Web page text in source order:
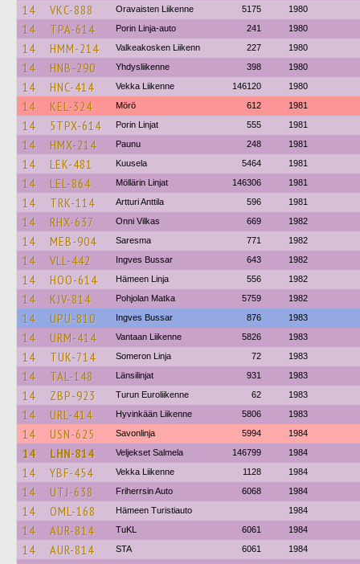
14 VKC-888 Oravaisten Liikenne 5175 1980
14 TPA-614 Porin Linja-auto 241 1980
14 HMM-214 Valkeakosken Liikenn 227 1980
14 HNB-290 Yhdysliikenne 398 1980
14 HNC-414 Vekka Liikenne 146120 1980
14 KEL-324 Mörö 612 1981
14 5TPX-614 Porin Linjat 555 1981
14 HMX-214 Paunu 248 1981
14 LEK-481 Kuusela 5464 1981
14 LEL-864 Möllärin Linjat 146306 1981
14 TRK-114 Artturi Anttila 596 1981
14 RHX-637 Onni Vilkas 669 1982
14 MEB-904 Saresma 771 1982
14 VLL-442 Ingves Bussar 643 1982
14 HOO-614 Hämeen Linja 556 1982
14 KJV-814 Pohjolan Matka 5759 1982
14 UPU-810 Ingves Bussar 876 1983
14 URM-414 Vantaan Liikenne 5826 1983
14 TUK-714 Someron Linja 72 1983
14 TAL-148 Länsilinjat 931 1983
14 ZBP-923 Turun Euroliikenne 62 1983
14 URL-414 Hyvinkään Liikenne 5806 1983
14 USN-625 Savonlinja 5994 1984
14 LHN-814 Veljekset Salmela 146799 1984
14 YBF-454 Vekka Liikenne 1128 1984
14 UTJ-638 Friherrsin Auto 6068 1984
14 OML-168 Hämeen Turistiauto 1984
14 AUR-814 TuKL 6061 1984
14 AUR-814 STA 6061 1984